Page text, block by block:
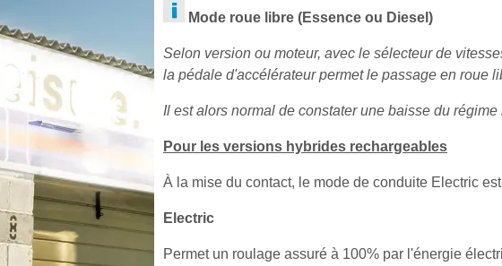
Mode roue libre (Essence ou Diesel)
Selon version ou moteur, avec le sélecteur de
la pédale d'accélérateur permet le passage en roue
Il est alors normal de constater une baisse du
Pour les versions hybrides rechargeables
À la mise du contact, le mode de conduite Electric
Electric
Permet un roulage assuré à 100% par l'énergie